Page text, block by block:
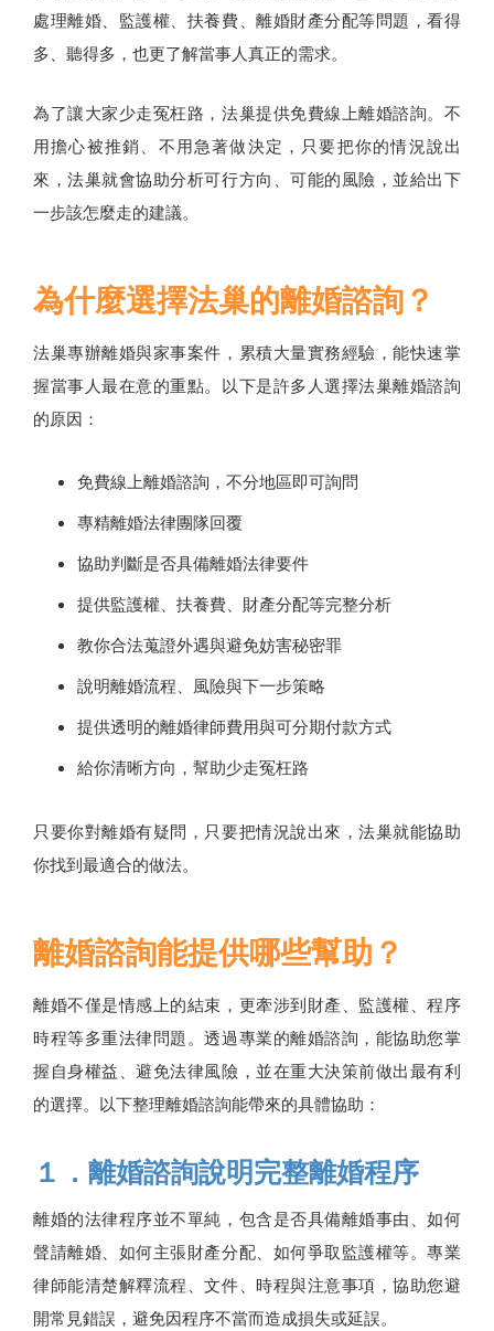
處理離婚、監護權、扶養費、離婚財產分配等問題，看得
多、聽得多，也更了解當事人真正的需求。
為了讓大家少走冤枉路，法巢提供免費線上離婚諮詢。不
用擔心被推銷、不用急著做決定，只要把你的情況說出
來，法巢就會協助分析可行方向、可能的風險，並給出下
一步該怎麼走的建議。
為什麼選擇法巢的離婚諮詢？
法巢專辦離婚與家事案件，累積大量實務經驗，能快速掌
握當事人最在意的重點。以下是許多人選擇法巢離婚諮詢
的原因：
免費線上離婚諮詢，不分地區即可詢問
專精離婚法律團隊回覆
協助判斷是否具備離婚法律要件
提供監護權、扶養費、財產分配等完整分析
教你合法蒐證外遇與避免妨害秘密罪
說明離婚流程、風險與下一步策略
提供透明的離婚律師費用與可分期付款方式
給你清晰方向，幫助少走冤枉路
只要你對離婚有疑問，只要把情況說出來，法巢就能協助
你找到最適合的做法。
離婚諮詢能提供哪些幫助？
離婚不僅是情感上的結束，更牽涉到財產、監護權、程序
時程等多重法律問題。透過專業的離婚諮詢，能協助您掌
握自身權益、避免法律風險，並在重大決策前做出最有利
的選擇。以下整理離婚諮詢能帶來的具體協助：
１．離婚諮詢說明完整離婚程序
離婚的法律程序並不單純，包含是否具備離婚事由、如何
聲請離婚、如何主張財產分配、如何爭取監護權等。專業
律師能清楚解釋流程、文件、時程與注意事項，協助您避
開常見錯誤，避免因程序不當而造成損失或延誤。